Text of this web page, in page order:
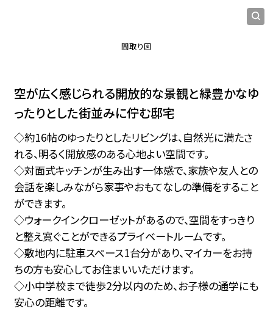
間取り図
空が広く感じられる開放的な景観と緑豊かなゆ
ったりとした街並みに佇む邸宅
◇約16帖のゆったりとしたリビングは、自然光に満たさ
れる、明るく開放感のある心地よい空間です。
◇対面式キッチンが生み出す一体感で、家族や友人との
会話を楽しみながら家事やおもてなしの準備をすること
ができます。
◇ウォークインクローゼットがあるので、空間をすっきり
と整え寛ぐことができるプライベートルームです。
◇敷地内に駐車スペース1台分があり、マイカーをお持
ちの方も安心してお住まいいただけます。
◇小中学校まで徒歩2分以内のため、お子様の通学にも
安心の距離です。